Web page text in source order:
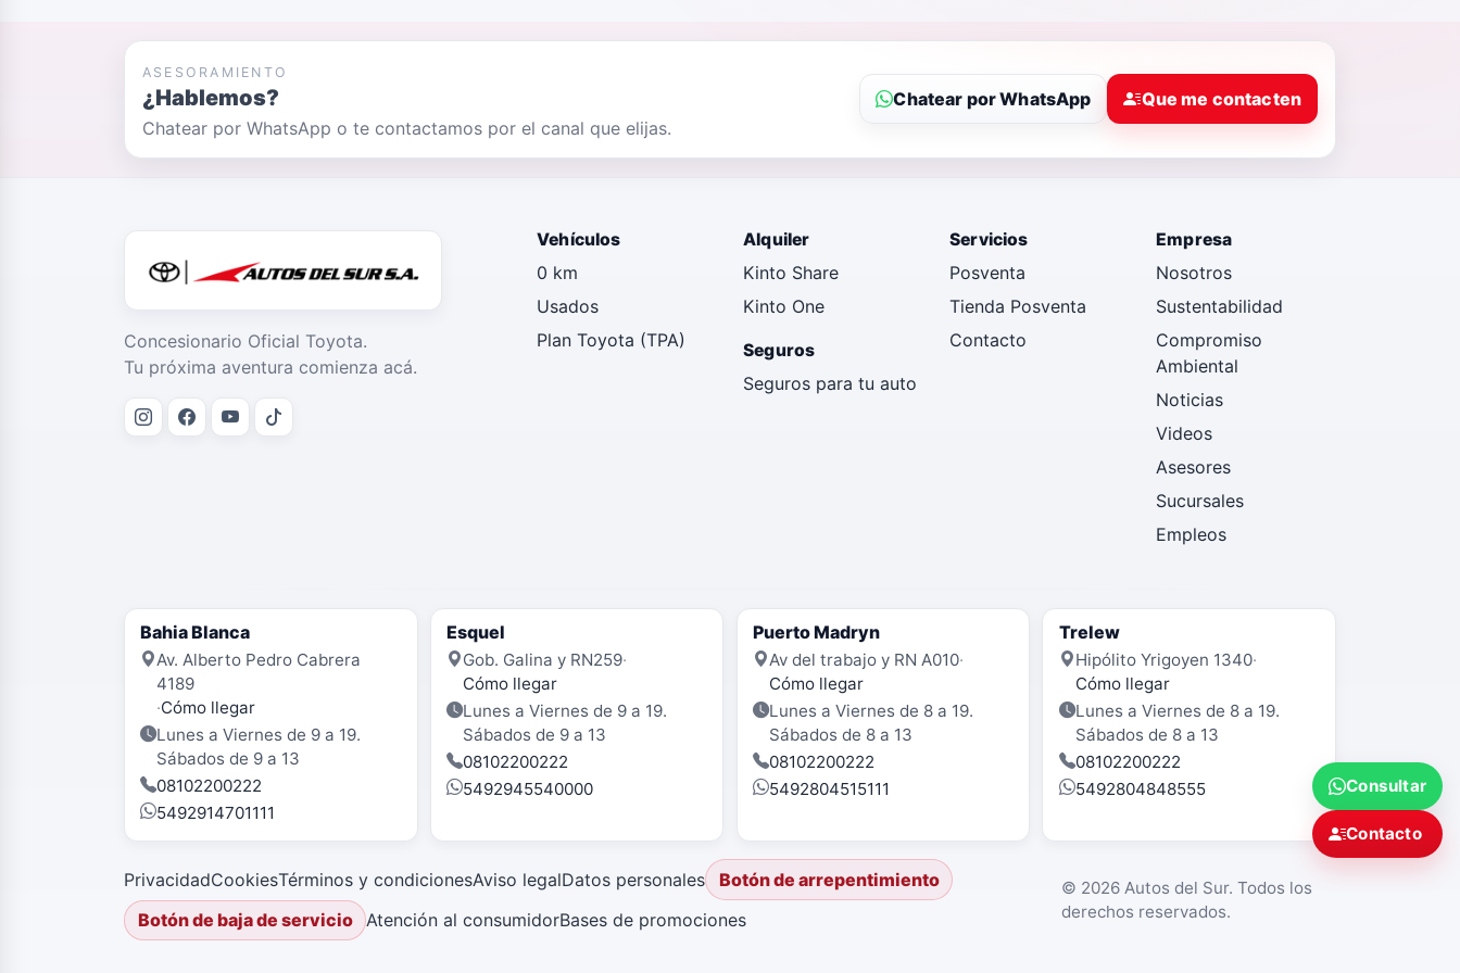
Test Drive
ASESORAMIENTO
¿Hablemos?
Chatear por WhatsApp o te contactamos por el canal que elijas.
Chatear por WhatsApp Que me contacten
Concesionario Oficial Toyota.
Tu próxima aventura comienza acá.
Vehículos
0 km
Usados
Plan Toyota (TPA)
Alquiler
Kinto Share
Kinto One
Seguros
Seguros para tu auto
Servicios
Posventa
Tienda Posventa
Contacto
Empresa
Nosotros
Sustentabilidad
Compromiso
Ambiental
Noticias
Videos
Asesores
Sucursales
Empleos
Bahia Blanca
Av. Alberto Pedro Cabrera
4189
·Cómo llegar
Lunes a Viernes de 9 a 19.
Sábados de 9 a 13
08102200222
5492914701111
Esquel
Gob. Galina y RN259·
Cómo llegar
Lunes a Viernes de 9 a 19.
Sábados de 9 a 13
08102200222
5492945540000
Puerto Madryn
Av del trabajo y RN A010·
Cómo llegar
Lunes a Viernes de 8 a 19.
Sábados de 8 a 13
08102200222
5492804515111
Trelew
Hipólito Yrigoyen 1340·
Cómo llegar
Lunes a Viernes de 8 a 19.
Sábados de 8 a 13
08102200222
5492804848555
PrivacidadCookiesTérminos y condicionesAviso legalDatos personales
Botón de arrepentimiento
Botón de baja de servicio
Atención al consumidorBases de promociones
© 2026 Autos del Sur. Todos los
derechos reservados.
Consultar
Contacto